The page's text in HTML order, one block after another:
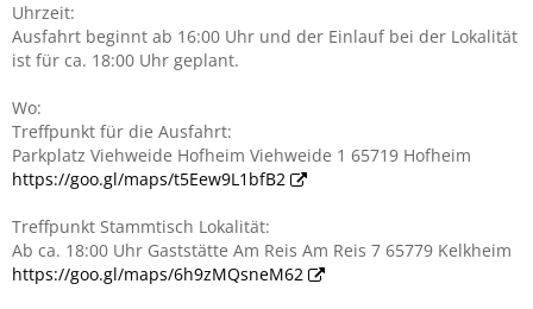
Uhrzeit:
Ausfahrt beginnt ab 16:00 Uhr und der Einlauf bei der Lokalität
ist für ca. 18:00 Uhr geplant.
Wo:
Treffpunkt für die Ausfahrt:
Parkplatz Viehweide Hofheim Viehweide 1 65719 Hofheim
https://goo.gl/maps/t5Eew9L1bfB2
Treffpunkt Stammtisch Lokalität:
Ab ca. 18:00 Uhr Gaststätte Am Reis Am Reis 7 65779 Kelkheim
https://goo.gl/maps/6h9zMQsneM62